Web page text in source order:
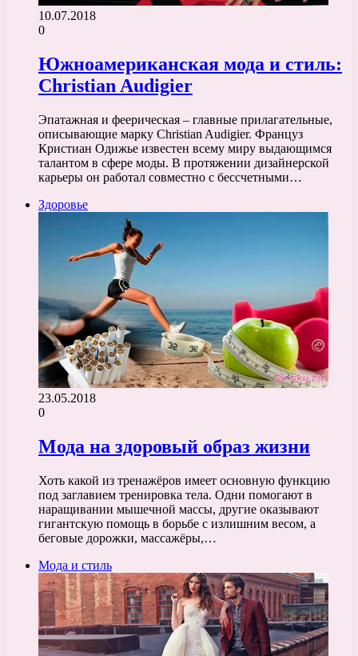
10.07.2018
0
Южноамериканская мода и стиль:
Christian Audigier
Эпатажная и феерическая – главные прилагательные,
описывающие марку Christian Audigier. Француз
Кристиан Одижье известен всему миру выдающимся
талантом в сфере моды. В протяжении дизайнерской
карьеры он работал совместно с бессчетными…
Здоровье
23.05.2018
0
Мода на здоровый образ жизни
Хоть какой из тренажёров имеет основную функцию
под заглавием тренировка тела. Одни помогают в
наращивании мышечной массы, другие оказывают
гигантскую помощь в борьбе с излишним весом, а
беговые дорожки, массажёры,…
Мода и стиль